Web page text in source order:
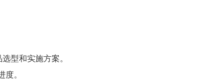
型和实施方案。
。